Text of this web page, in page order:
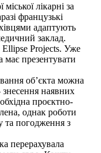
лікарні за
французькі
адаптують
заклад.
Ellipse Projects. Уже
презентувати
об’єкта можна
знесення наявних
проєктно-
однак роботи
та погодження з
перерахувала